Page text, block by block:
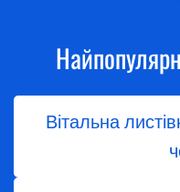
Вітальна